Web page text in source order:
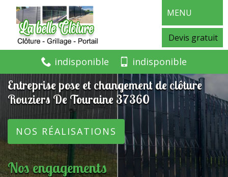
MENU
Devis gratuit
indisponible indisponible
Entreprise pose et changement de clôture
Rouziers De Touraine 37360
NOS RÉALISATIONS
Nos engagements